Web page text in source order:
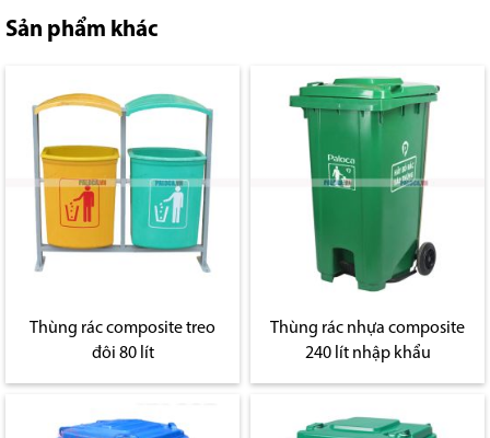
Sản phẩm khác
Thùng rác composite treo
đôi 80 lít
Thùng rác nhựa composite
240 lít nhập khẩu